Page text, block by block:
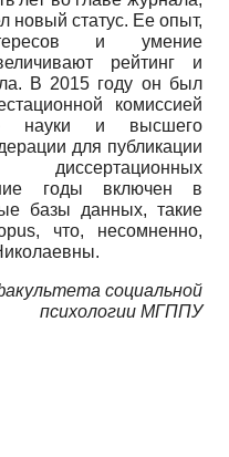
новый статус. Ее опыт,
и умение
рейтинг и
В 2015 году он был
комиссией
науки и высшего
для публикации
диссертационных
годы включен в
базы данных, такие
что, несомненно,
социальной
психологии МГППУ